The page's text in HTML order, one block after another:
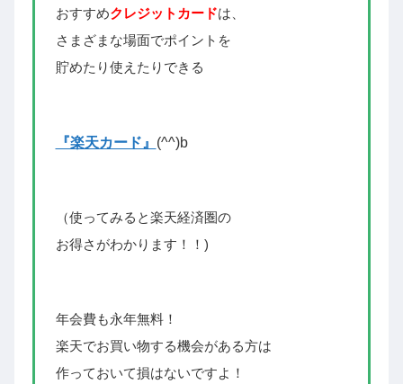
おすすめクレジットカードは、
さまざまな場面でポイントを
貯めたり使えたりできる
『楽天カード』 (^^)b
（使ってみると楽天経済圏の
お得さがわかります！！)
年会費も永年無料！
楽天でお買い物する機会がある方は
作っておいて損はないですよ！